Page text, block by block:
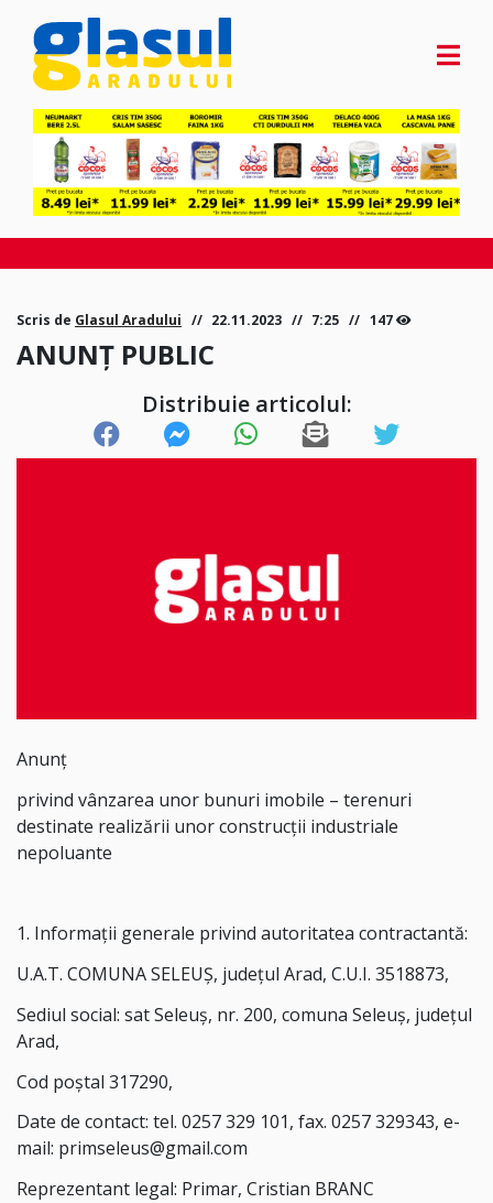
Scris de Glasul Aradului 22.11.2023 7:25 147
ANUNȚ PUBLIC
Distribuie articolul:
Anunț
privind vânzarea unor bunuri imobile – terenuri
destinate realizării unor construcții industriale
nepoluante
1. Informații generale privind autoritatea contractantă:
U.A.T. COMUNA SELEUȘ, județul Arad, C.U.I. 3518873,
Sediul social: sat Seleuș, nr. 200, comuna Seleuș, județul
Arad,
Cod poștal 317290,
Date de contact: tel. 0257 329 101, fax. 0257 329343, e-
mail: primseleus@gmail.com
Reprezentant legal: Primar, Cristian BRANC